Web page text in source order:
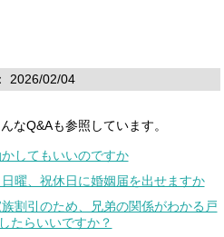
2026/02/04
なQ&Aも参照しています。
してもいいのですか
曜、祝休日に婚姻届を出せますか
割引のため、兄弟の関係がわかる戸
たらいいですか？